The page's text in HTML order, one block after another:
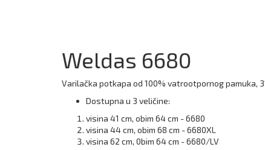
Weldas 6680
Varilačka potkapa od 100% vatrootpornog pamuka,
Dostupna u 3 veličine:
visina 41 cm, obim 64 cm - 6680
visina 44 cm, obim 68 cm - 6680XL
visina 62 cm, 0bim 64 cm - 6680/LV